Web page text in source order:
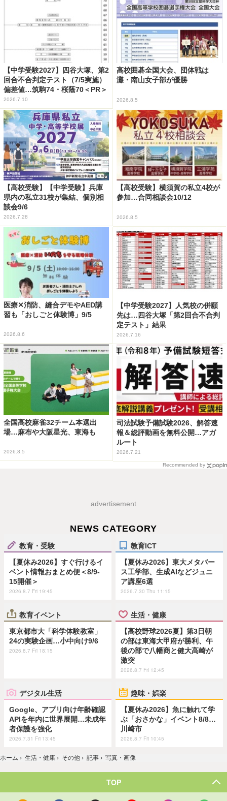
【中学受験2027】四谷大塚、第2
回合不合判定テスト（7/5実施）
偏差値…筑駒74・桜蔭70＜PR＞
2026.7.10
高校囲碁全国大会、団体戦は
灘・南山女子部が優勝
2026.8.5
【高校受験】【中学受験】兵庫
県内の私立31校が集結、個別相
談会9/6
2026.7.28
【高校受験】横須賀の私立4校が
参加…合同相談会10/12
2026.8.5
医療✕消防、縫合デモやAED講
習も「おしごと体験博」9/5
2026.8.6
【中学受験2027】人気校の併願
先は…四谷大塚「第2回合不合判
定テスト」結果
2026.7.16
全国高校麻雀32チーム本選出
場…麻布や大阪星光、東海も
2026.8.5
司法試験予備試験2026、解答速
報＆総評動画を無料公開…アガ
ルート
2026.7.21
Recommended by
advertisement
NEWS CATEGORY
教育・受験
【夏休み2026】すぐ行けるイ
ベント情報おまとめ便＜8/9-
15開催＞
2026.8.7 Fri 19:45
教育ICT
【夏休み2026】東大メタバー
ス工学部、生成AIなどジュニ
ア講座6選
2026.7.30 Thu 11:15
教育イベント
東京都市大「科学体験教室」
24の実験企画…小中向け9/6
2026.8.7 Fri 18:15
生活・健康
【高校野球2026夏】第3日朝
の部は東海大甲府が勝利、午
後の部で八幡商と健大高崎が
激突
2026.8.7 Fri 12:45
デジタル生活
Google、アプリ向け年齢確認
APIを年内に世界展開…未成年
者保護を強化
2026.7.31 Fri 13:45
趣味・娯楽
【夏休み2026】魚に触れて学
ぶ「おさかな」イベント8/8…
川崎市
2026.8.7 Fri 10:45
ホーム › 生活・健康 › その他 › 記事 › 写真・画像
TOP